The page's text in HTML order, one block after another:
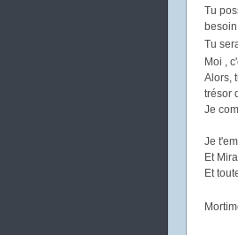
Tu
Tu
Moi ,
Alors,
trésor
Je
Je
Et
Et